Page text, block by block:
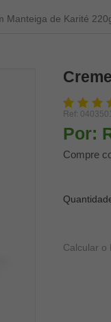
Manteiga de Karité
Ref:
Por:
Compre
Calcular o